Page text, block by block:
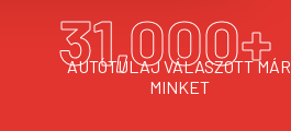
31,000+
AUTÓTULAJ VÁLASZOTT MÁR
MINKET